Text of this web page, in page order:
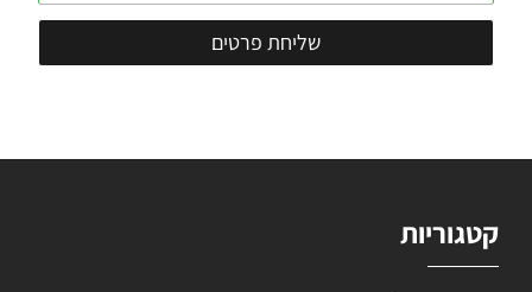
קטגוריות